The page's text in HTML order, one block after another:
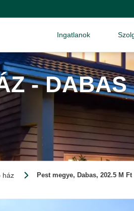
Ingatlanok
- DABAS
ház Pest megye, Dabas, 202.5 M Ft